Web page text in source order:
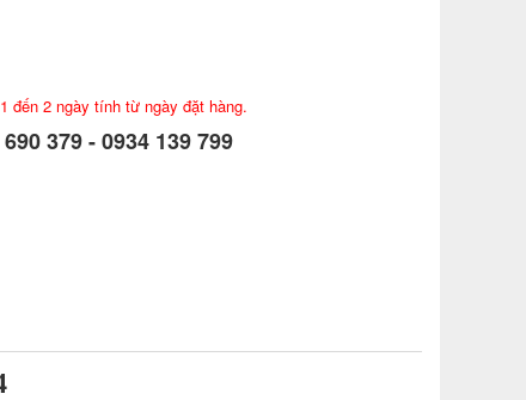
đến 2 ngày tính từ ngày đặt hàng.
379 - 0934 139 799